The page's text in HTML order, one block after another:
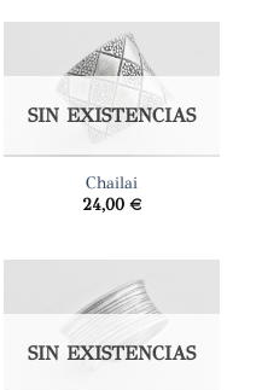
SIN EXISTENCIAS
Chailai
24,00 €
SIN EXISTENCIAS